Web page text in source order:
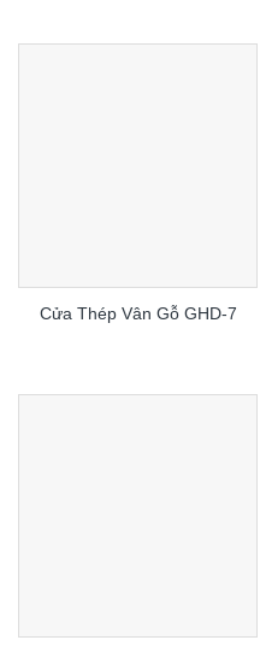
Cửa Thép Vân Gỗ GHD-7